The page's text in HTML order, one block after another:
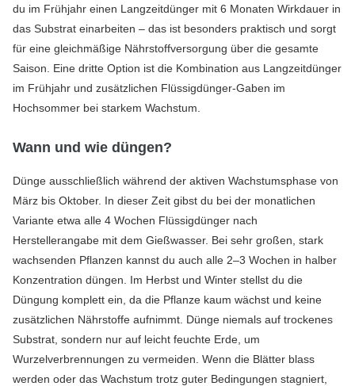
du im Frühjahr einen Langzeitdünger mit 6 Monaten Wirkdauer in
das Substrat einarbeiten – das ist besonders praktisch und sorgt
für eine gleichmäßige Nährstoffversorgung über die gesamte
Saison. Eine dritte Option ist die Kombination aus Langzeitdünger
im Frühjahr und zusätzlichen Flüssigdünger-Gaben im
Hochsommer bei starkem Wachstum.
Wann und wie düngen?
Dünge ausschließlich während der aktiven Wachstumsphase von
März bis Oktober. In dieser Zeit gibst du bei der monatlichen
Variante etwa alle 4 Wochen Flüssigdünger nach
Herstellerangabe mit dem Gießwasser. Bei sehr großen, stark
wachsenden Pflanzen kannst du auch alle 2–3 Wochen in halber
Konzentration düngen. Im Herbst und Winter stellst du die
Düngung komplett ein, da die Pflanze kaum wächst und keine
zusätzlichen Nährstoffe aufnimmt. Dünge niemals auf trockenes
Substrat, sondern nur auf leicht feuchte Erde, um
Wurzelverbrennungen zu vermeiden. Wenn die Blätter blass
werden oder das Wachstum trotz guter Bedingungen stagniert,